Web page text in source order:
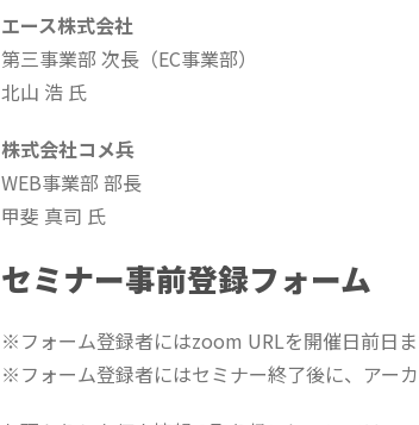
エース株式会社
第三事業部 次長（EC事業部）
北山 浩 氏
株式会社コメ兵
WEB事業部 部長
甲斐 真司 氏
セミナー事前登録フォーム
※フォーム登録者にはzoom URLを開催日前日
※フォーム登録者にはセミナー終了後に、アー